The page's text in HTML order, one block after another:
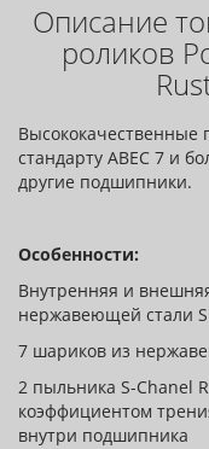
Описание
роликов
Высококачественные
стандарту ABEC 7 и
другие подшипники.
Особенности:
Внутренняя и
нержавеющей стали
7 шариков из
2 пыльника S-Chanel
коэффициентом
внутри подшипника